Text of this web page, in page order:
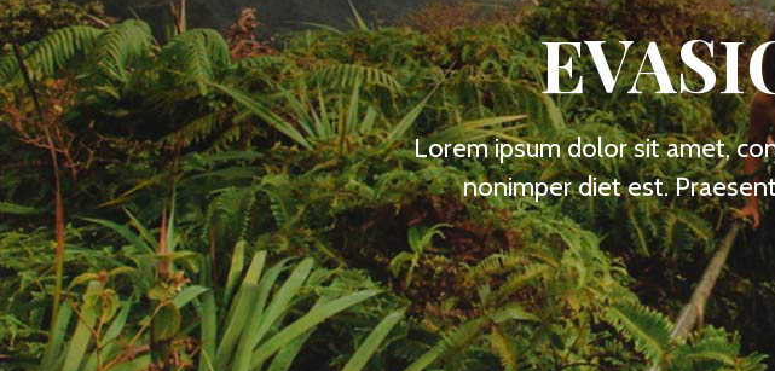
Lorem ipsum dolor sit amet,
nonimper diet est.